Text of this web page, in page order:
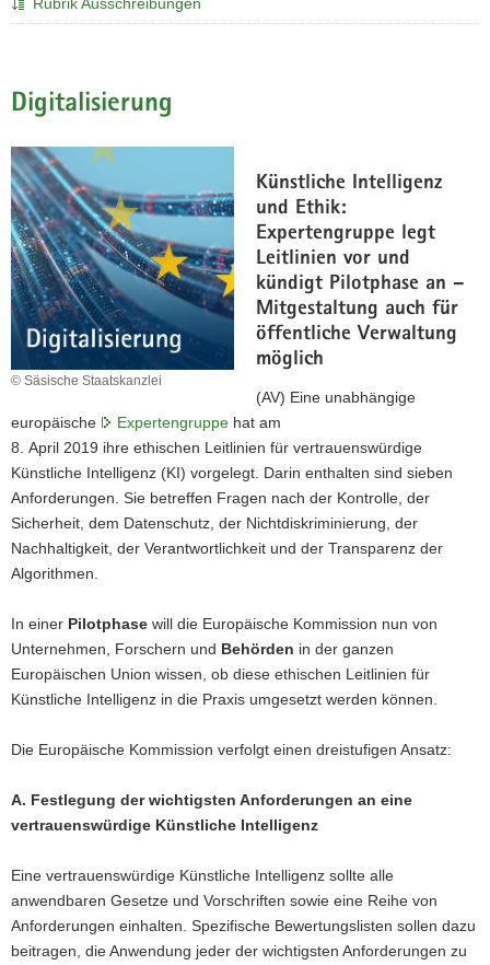
a
g
t
i
o
n
Digitalisierung
© Säsische Staatskanzlei
Künstliche Intelligenz
und Ethik:
Expertengruppe legt
Leitlinien vor und
kündigt Pilotphase an –
Mitgestaltung auch für
öffentliche Verwaltung
möglich
(AV) Eine unabhängige
europäische
Expertengruppe hat am
8. April 2019 ihre ethischen Leitlinien für vertrauenswürdige
Künstliche Intelligenz (KI) vorgelegt. Darin enthalten sind sieben
Anforderungen. Sie betreffen Fragen nach der Kontrolle, der
Sicherheit, dem Datenschutz, der Nichtdiskriminierung, der
Nachhaltigkeit, der Verantwortlichkeit und der Transparenz der
Algorithmen.
In einer Pilotphase will die Europäische Kommission nun von
Unternehmen, Forschern und Behörden in der ganzen
Europäischen Union wissen, ob diese ethischen Leitlinien für
Künstliche Intelligenz in die Praxis umgesetzt werden können.
Die Europäische Kommission verfolgt einen dreistufigen Ansatz:
A. Festlegung der wichtigsten Anforderungen an eine
vertrauenswürdige Künstliche Intelligenz
Eine vertrauenswürdige Künstliche Intelligenz sollte alle
anwendbaren Gesetze und Vorschriften sowie eine Reihe von
Anforderungen einhalten. Spezifische Bewertungslisten sollen dazu
beitragen, die Anwendung jeder der wichtigsten Anforderungen zu